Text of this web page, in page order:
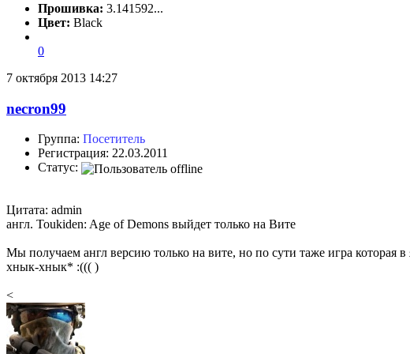
Прошивка: 3.141592...
Цвет: Black
0
7 октября 2013 14:27
necron99
Группа: Посетитель
Регистрация: 22.03.2011
Статус:
Цитата: admin
англ. Toukiden: Age of Demons выйдет только на Вите
Мы получаем англ версию только на вите, но по сути таже игра
хнык-хнык* :((( )
<